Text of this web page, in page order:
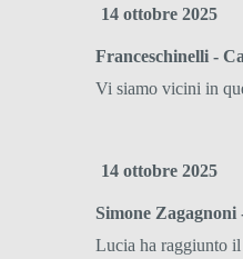
14 ottobre 2025
Franceschinelli -
Vi siamo vicini in
14 ottobre 2025
Simone Zagagnoni
Lucia ha raggiunto il